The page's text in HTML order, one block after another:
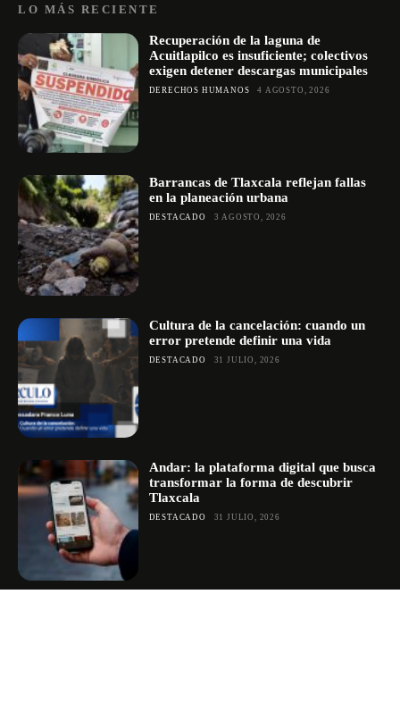
LO MÁS RECIENTE
Recuperación de la laguna de
Acuitlapilco es insuficiente; colectivos
exigen detener descargas municipales
DERECHOS HUMANOS 4 AGOSTO, 2026
Barrancas de Tlaxcala reflejan fallas
en la planeación urbana
DESTACADO 3 AGOSTO, 2026
Cultura de la cancelación: cuando un
error pretende definir una vida
DESTACADO 31 JULIO, 2026
Andar: la plataforma digital que busca
transformar la forma de descubrir
Tlaxcala
DESTACADO 31 JULIO, 2026